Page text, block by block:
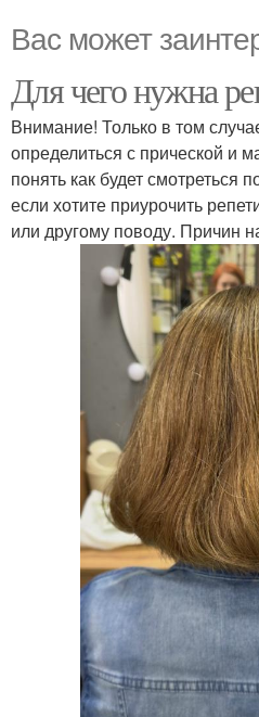
Вас может
Для чего нужна
Внимание! Только в том
определиться с прической и
понять как будет смотреться
если хотите приурочить
или другому поводу. Причин